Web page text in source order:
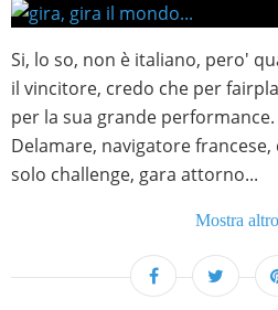
Si, lo so, non è italiano, pero'
il vincitore, credo che per
per la sua grande
Delamare, navigatore
solo challenge, gara attorno...
Mostra